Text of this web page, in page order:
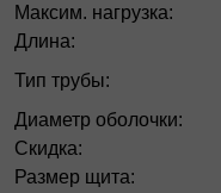
Максим. нагрузка:
Длина:
Тип трубы:
Диаметр оболочки:
Скидка:
Размер щита: